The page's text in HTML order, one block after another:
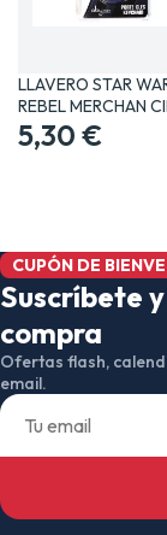
LLAVERO STAR
REBEL MERCHAN
TV…
5,30 €
CUPÓN DE
Suscríbete
compra
Ofertas flash,
email.